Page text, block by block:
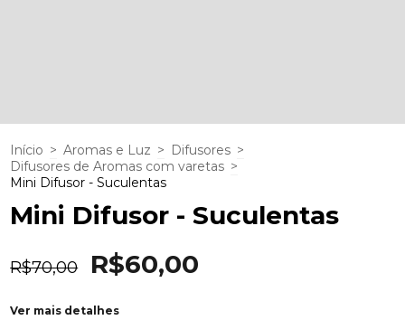
Início > Aromas e Luz > Difusores >
Difusores de Aromas com varetas >
Mini Difusor - Suculentas
Mini Difusor - Suculentas
R$70,00 R$60,00
Ver mais detalhes